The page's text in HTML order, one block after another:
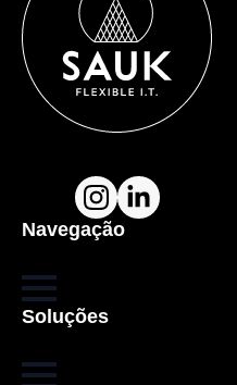
Navegação
Soluções